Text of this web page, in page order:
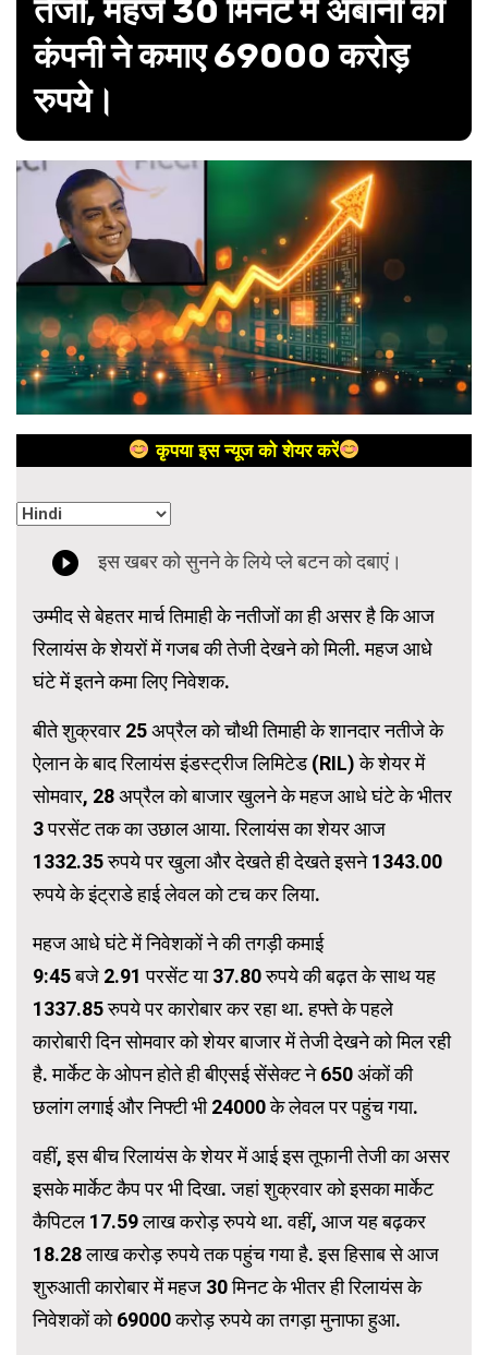
तेजी, महज 30 मिनट में अंबानी की
कंपनी ने कमाए 69000 करोड़
रुपये।
कृपया इस न्यूज को शेयर करें
उम्मीद से बेहतर मार्च तिमाही के नतीजों का ही असर है कि आज
रिलायंस के शेयरों में गजब की तेजी देखने को मिली. महज आधे
घंटे में इतने कमा लिए निवेशक.
बीते शुक्रवार 25 अप्रैल को चौथी तिमाही के शानदार नतीजे के
ऐलान के बाद रिलायंस इंडस्ट्रीज लिमिटेड (RIL) के शेयर में
सोमवार, 28 अप्रैल को बाजार खुलने के महज आधे घंटे के भीतर
3 परसेंट तक का उछाल आया. रिलायंस का शेयर आज
1332.35 रुपये पर खुला और देखते ही देखते इसने 1343.00
रुपये के इंट्राडे हाई लेवल को टच कर लिया.
महज आधे घंटे में निवेशकों ने की तगड़ी कमाई
9:45 बजे 2.91 परसेंट या 37.80 रुपये की बढ़त के साथ यह
1337.85 रुपये पर कारोबार कर रहा था. हफ्ते के पहले
कारोबारी दिन सोमवार को शेयर बाजार में तेजी देखने को मिल रही
है. मार्केट के ओपन होते ही बीएसई सेंसेक्ट ने 650 अंकों की
छलांग लगाई और निफ्टी भी 24000 के लेवल पर पहुंच गया.
वहीं, इस बीच रिलायंस के शेयर में आई इस तूफानी तेजी का असर
इसके मार्केट कैप पर भी दिखा. जहां शुक्रवार को इसका मार्केट
कैपिटल 17.59 लाख करोड़ रुपये था. वहीं, आज यह बढ़कर
18.28 लाख करोड़ रुपये तक पहुंच गया है. इस हिसाब से आज
शुरुआती कारोबार में महज 30 मिनट के भीतर ही रिलायंस के
निवेशकों को 69000 करोड़ रुपये का तगड़ा मुनाफा हुआ.